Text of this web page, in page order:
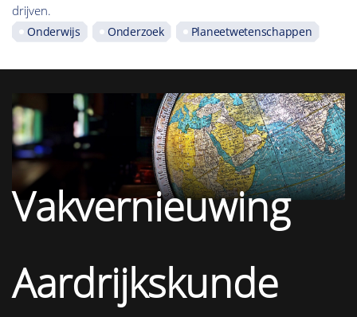
drijven.
Onderwijs Onderzoek Planeetwetenschappen
Vakvernieuwing
Aardrijkskunde